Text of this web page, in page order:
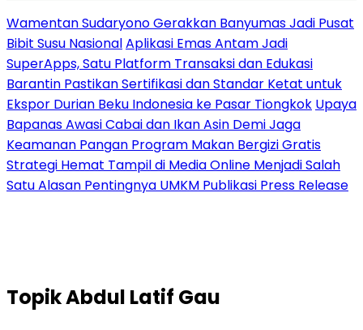
Wamentan Sudaryono Gerakkan Banyumas Jadi Pusat
Bibit Susu NasionalAplikasi Emas Antam Jadi
SuperApps, Satu Platform Transaksi dan Edukasi
Barantin Pastikan Sertifikasi dan Standar Ketat untuk
Ekspor Durian Beku Indonesia ke Pasar Tiongkok Upaya
Bapanas Awasi Cabai dan Ikan Asin Demi Jaga
Keamanan Pangan Program Makan Bergizi Gratis
Strategi Hemat Tampil di Media Online Menjadi Salah
Satu Alasan Pentingnya UMKM Publikasi Press Release
TopikAbdul Latif Gau